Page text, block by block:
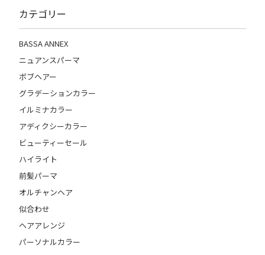
カテゴリー
BASSA ANNEX
ニュアンスパーマ
ボブヘアー
グラデーションカラー
イルミナカラー
アディクシーカラー
ビューティーセール
ハイライト
前髪パーマ
オルチャンヘア
似合わせ
ヘアアレンジ
パーソナルカラー